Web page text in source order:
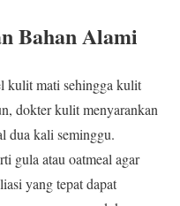
Bahan Alami
kulit mati sehingga kulit
dokter kulit menyarankan
dua kali seminggu.
gula atau oatmeal agar
yang tepat dapat